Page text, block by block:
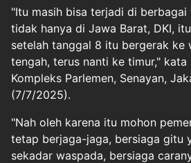
"Itu masih bisa terjadi di berbagai
tidak hanya di Jawa Barat, DKI,
setelah tanggal 8 itu bergerak ke
tengah, terus nanti ke timur,"
Kompleks Parlemen, Senayan,
(7/7/2025).
"Nah oleh karena itu mohon
tetap berjaga-jaga, bersiaga gitu
sekadar waspada, bersiaga